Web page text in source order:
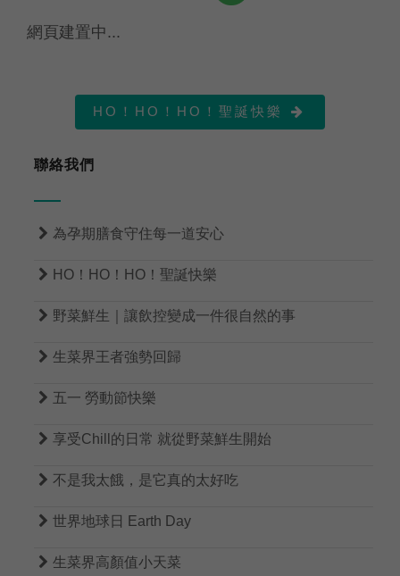
網頁建置中...
HO！HO！HO！聖誕快樂 
聯絡我們
 為孕期膳食守住每一道安心
 HO！HO！HO！聖誕快樂
 野菜鮮生｜讓飲控變成一件很自然的事
 生菜界王者強勢回歸
 五一 勞動節快樂
 享受Chill的日常 就從野菜鮮生開始
 不是我太餓，是它真的太好吃
 世界地球日 Earth Day
 生菜界高顏值小天菜